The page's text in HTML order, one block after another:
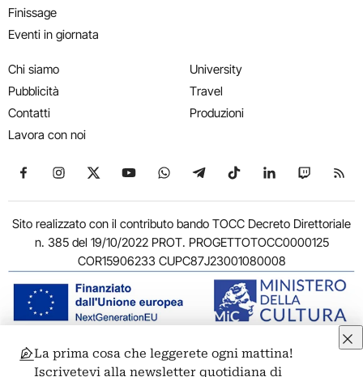
Finissage
Eventi in giornata
Chi siamo
Pubblicità
Contatti
Lavora con noi
University
Travel
Produzioni
Seguici su Facebook
Seguici su Instagram
Seguici su X
Seguici su YouTube
Seguici su WhatsApp
Seguici su Telegram
Seguici su TikTok
Seguici su
Seguici
Sito realizzato con il contributo bando TOCC Decreto Direttoriale
n. 385 del 19/10/2022 PROT. PROGETTOTOCC0000125
COR15906233 CUPC87J23001080008
© 2011-2026 ARTRIBUNE srl – Corso Vittorio Emanuele II, 287 –
La prima cosa che leggerete ogni mattina!
Iscrivetevi alla newsletter quotidiana di